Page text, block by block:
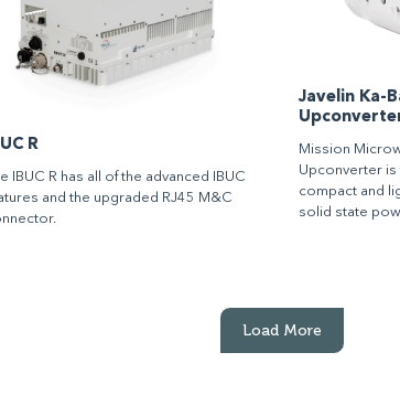
R
IBUC R has all of the advanced IBUC
and the upgraded RJ45 M&C
Javelin Ka-
Mission
Upconverter is
compact and
solid state
Load More